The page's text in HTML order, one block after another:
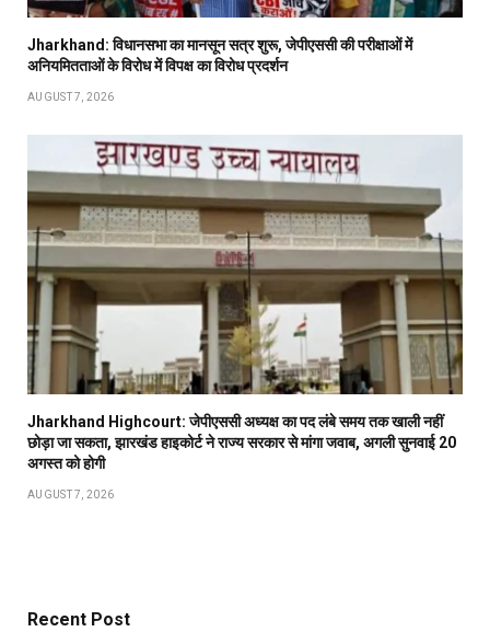
Jharkhand: विधानसभा का मानसून सत्र शुरू, जेपीएससी की परीक्षाओं में
अनियमितताओं के विरोध में विपक्ष का विरोध प्रदर्शन
AUGUST 7, 2026
Jharkhand Highcourt: जेपीएससी अध्यक्ष का पद लंबे समय तक खाली नहीं
छोड़ा जा सकता, झारखंड हाइकोर्ट ने राज्य सरकार से मांगा जवाब, अगली सुनवाई 20
अगस्त को होगी
AUGUST 7, 2026
Recent Post